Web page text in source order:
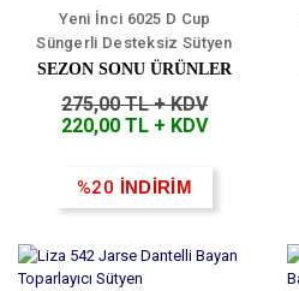
Yeni İnci 6025 D Cup
Süngerli Desteksiz Sütyen
SEZON SONU ÜRÜNLER
275,00 TL + KDV
220,00 TL + KDV
%20 İNDİRİM